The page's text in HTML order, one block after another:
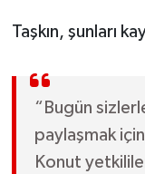
Taşkın, şunları
“Bugün
paylaşmak
Konut